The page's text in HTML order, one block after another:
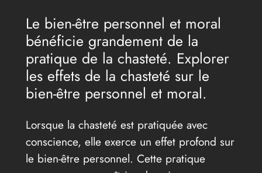
Le bien-être personnel et moral
bénéficie grandement de la
pratique de la chasteté. Explorer
les effets de la chasteté sur le
bien-être personnel et moral.
Lorsque la chasteté est pratiquée avec
conscience, elle exerce un effet profond sur
le bien-être personnel. Cette pratique